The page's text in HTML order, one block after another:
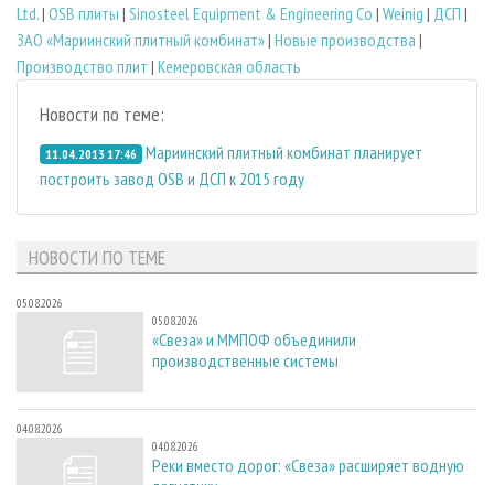
Ltd.| OSB плиты | Sinosteel Equipment & Engineering Co | Weinig | ДСП |
ЗАО «Мариинский плитный комбинат»| Новые производства |
Производство плит | Кемеровская область
Новости по теме:
11.04.2013 17:46 Мариинский плитный комбинат планирует
построить завод OSB и ДСП к 2015 году
НОВОСТИ ПО ТЕМЕ
05.08.2026
05.08.2026
«Свеза» и ММПОФ объединили
производственные системы
04.08.2026
04.08.2026
Реки вместо дорог: «Свеза» расширяет водную